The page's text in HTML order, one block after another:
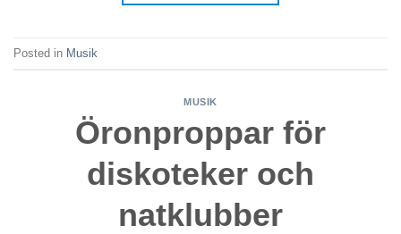
Posted in Musik
MUSIK
Öronproppar för
diskoteker och
natklubber